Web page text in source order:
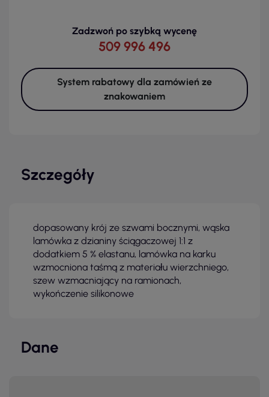
Zadzwoń po szybką wycenę
509 996 496
System rabatowy dla zamówień ze
znakowaniem
Szczegóły
dopasowany krój ze szwami bocznymi, wąska
lamówka z dzianiny ściągaczowej 1:1 z
dodatkiem 5 % elastanu, lamówka na karku
wzmocniona taśmą z materiału wierzchniego,
szew wzmacniający na ramionach,
wykończenie silikonowe
Dane